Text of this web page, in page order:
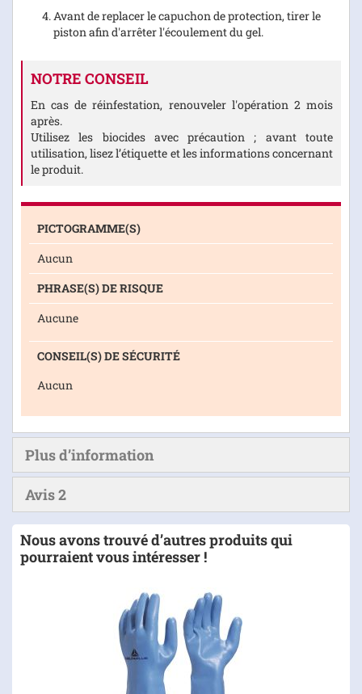
Avant de replacer le capuchon de protection, tirer le
piston afin d'arrêter l'écoulement du gel.
NOTRE CONSEIL
En cas de réinfestation, renouveler l'opération 2 mois
après.
Utilisez les biocides avec précaution ; avant toute
utilisation, lisez l’étiquette et les informations concernant
le produit.
PICTOGRAMME(S)
Aucun
PHRASE(S) DE RISQUE
Aucune
CONSEIL(S) DE SÉCURITÉ
Aucun
Plus d’information
Avis2
Nous avons trouvé d’autres produits qui
pourraient vous intéresser !